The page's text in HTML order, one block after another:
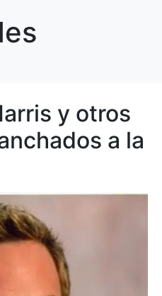
y otros
a la